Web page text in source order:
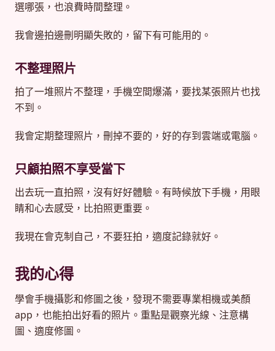
選哪張，也浪費時間整理。
我會邊拍邊刪明顯失敗的，留下有可能用的。
不整理照片
拍了一堆照片不整理，手機空間爆滿，要找某張照片也找
不到。
我會定期整理照片，刪掉不要的，好的存到雲端或電腦。
只顧拍照不享受當下
出去玩一直拍照，沒有好好體驗。有時候放下手機，用眼
睛和心去感受，比拍照更重要。
我現在會克制自己，不要狂拍，適度記錄就好。
我的心得
學會手機攝影和修圖之後，發現不需要專業相機或美顏
app，也能拍出好看的照片。重點是觀察光線、注意構
圖、適度修圖。